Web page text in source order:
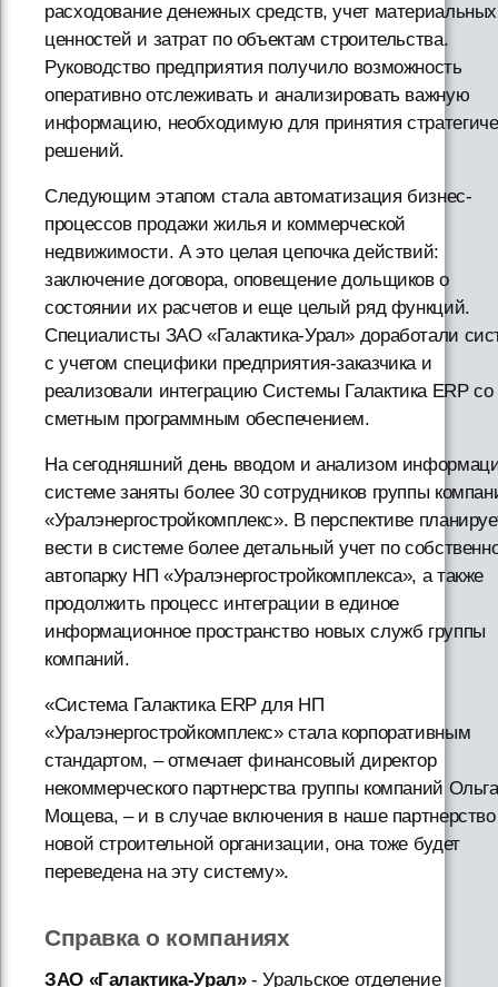
расходование денежных средств, учет материальных
ценностей и затрат по объектам строительства.
Руководство предприятия получило возможность
оперативно отслеживать и анализировать важную
информацию, необходимую для принятия
решений.
Следующим этапом стала автоматизация бизнес-
процессов продажи жилья и коммерческой
недвижимости. А это целая цепочка действий:
заключение договора, оповещение дольщиков о
состоянии их расчетов и еще целый ряд функций.
Специалисты ЗАО «Галактика-Урал» доработали
с учетом специфики предприятия-заказчика и
реализовали интеграцию Системы Галактика ERP со
сметным программным обеспечением.
На сегодняшний день вводом и анализом
системе заняты более 30 сотрудников группы
«Уралэнергостройкомплекс». В перспективе
вести в системе более детальный учет по
автопарку НП «Уралэнергостройкомплекса», а также
продолжить процесс интеграции в единое
информационное пространство новых служб группы
компаний.
«Система Галактика ERP для НП
«Уралэнергостройкомплекс» стала корпоративным
стандартом, – отмечает финансовый директор
некоммерческого партнерства группы компаний Ольга
Мощева, – и в случае включения в наше партнерство
новой строительной организации, она тоже будет
переведена на эту систему».
Справка о компаниях
ЗАО «Галактика-Урал»- Уральское отделение